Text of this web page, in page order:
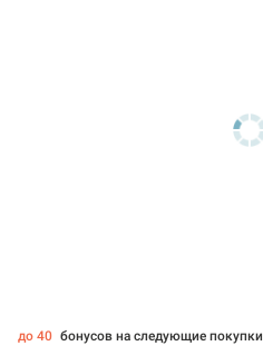
до 40 бонусов на следующие покупки